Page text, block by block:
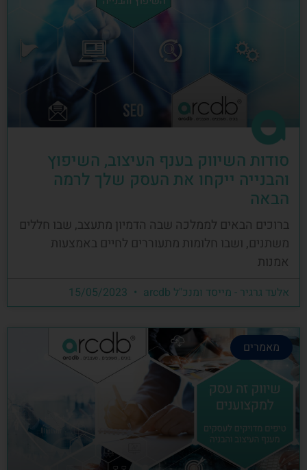
סודות השיווק בענף העיצוב, השיפוץ
והבנייה ייקחו את העסק שלך לרמה
הבאה
ברוכים הבאים לממלכה שבה הדמיון מתעצב, שבו חללים
משתנים, ושבו חלומות מתעוררים לחיים באמצעות
אמנות
אלעד גרגיר - מייסד ומנכ"ל arcdb
מאמרים